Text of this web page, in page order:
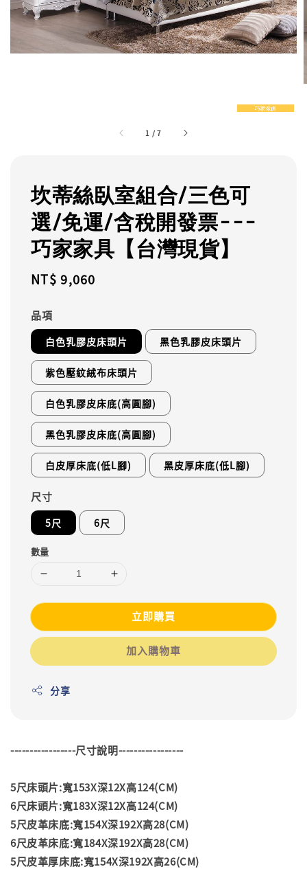
1 /7
坎蒂絲臥室組合/三色可
選/免運/含稅開發票---
巧家家具【台灣現貨】
Regular
NT$ 9,060
品項
白色乳膠皮床頭片 黑色乳膠皮床頭片
紫色壓紋絨布床頭片
白色乳膠皮床底(高圓腳)
黑色乳膠皮床底(高圓腳)
白皮厚床底(低L腳) 黑皮厚床底(低L腳)
尺寸
5尺 6尺
數量
立即購買
加入購物車
分享
-----------------尺寸說明-----------------
5尺床頭片:寬153X深12X高124(CM)
6尺床頭片:寬183X深12X高124(CM)
5尺皮革床底:寬154X深192X高28(CM)
6尺皮革床底:寬184X深192X高28(CM)
5尺皮革厚床底:寬154X深192X高26(CM)